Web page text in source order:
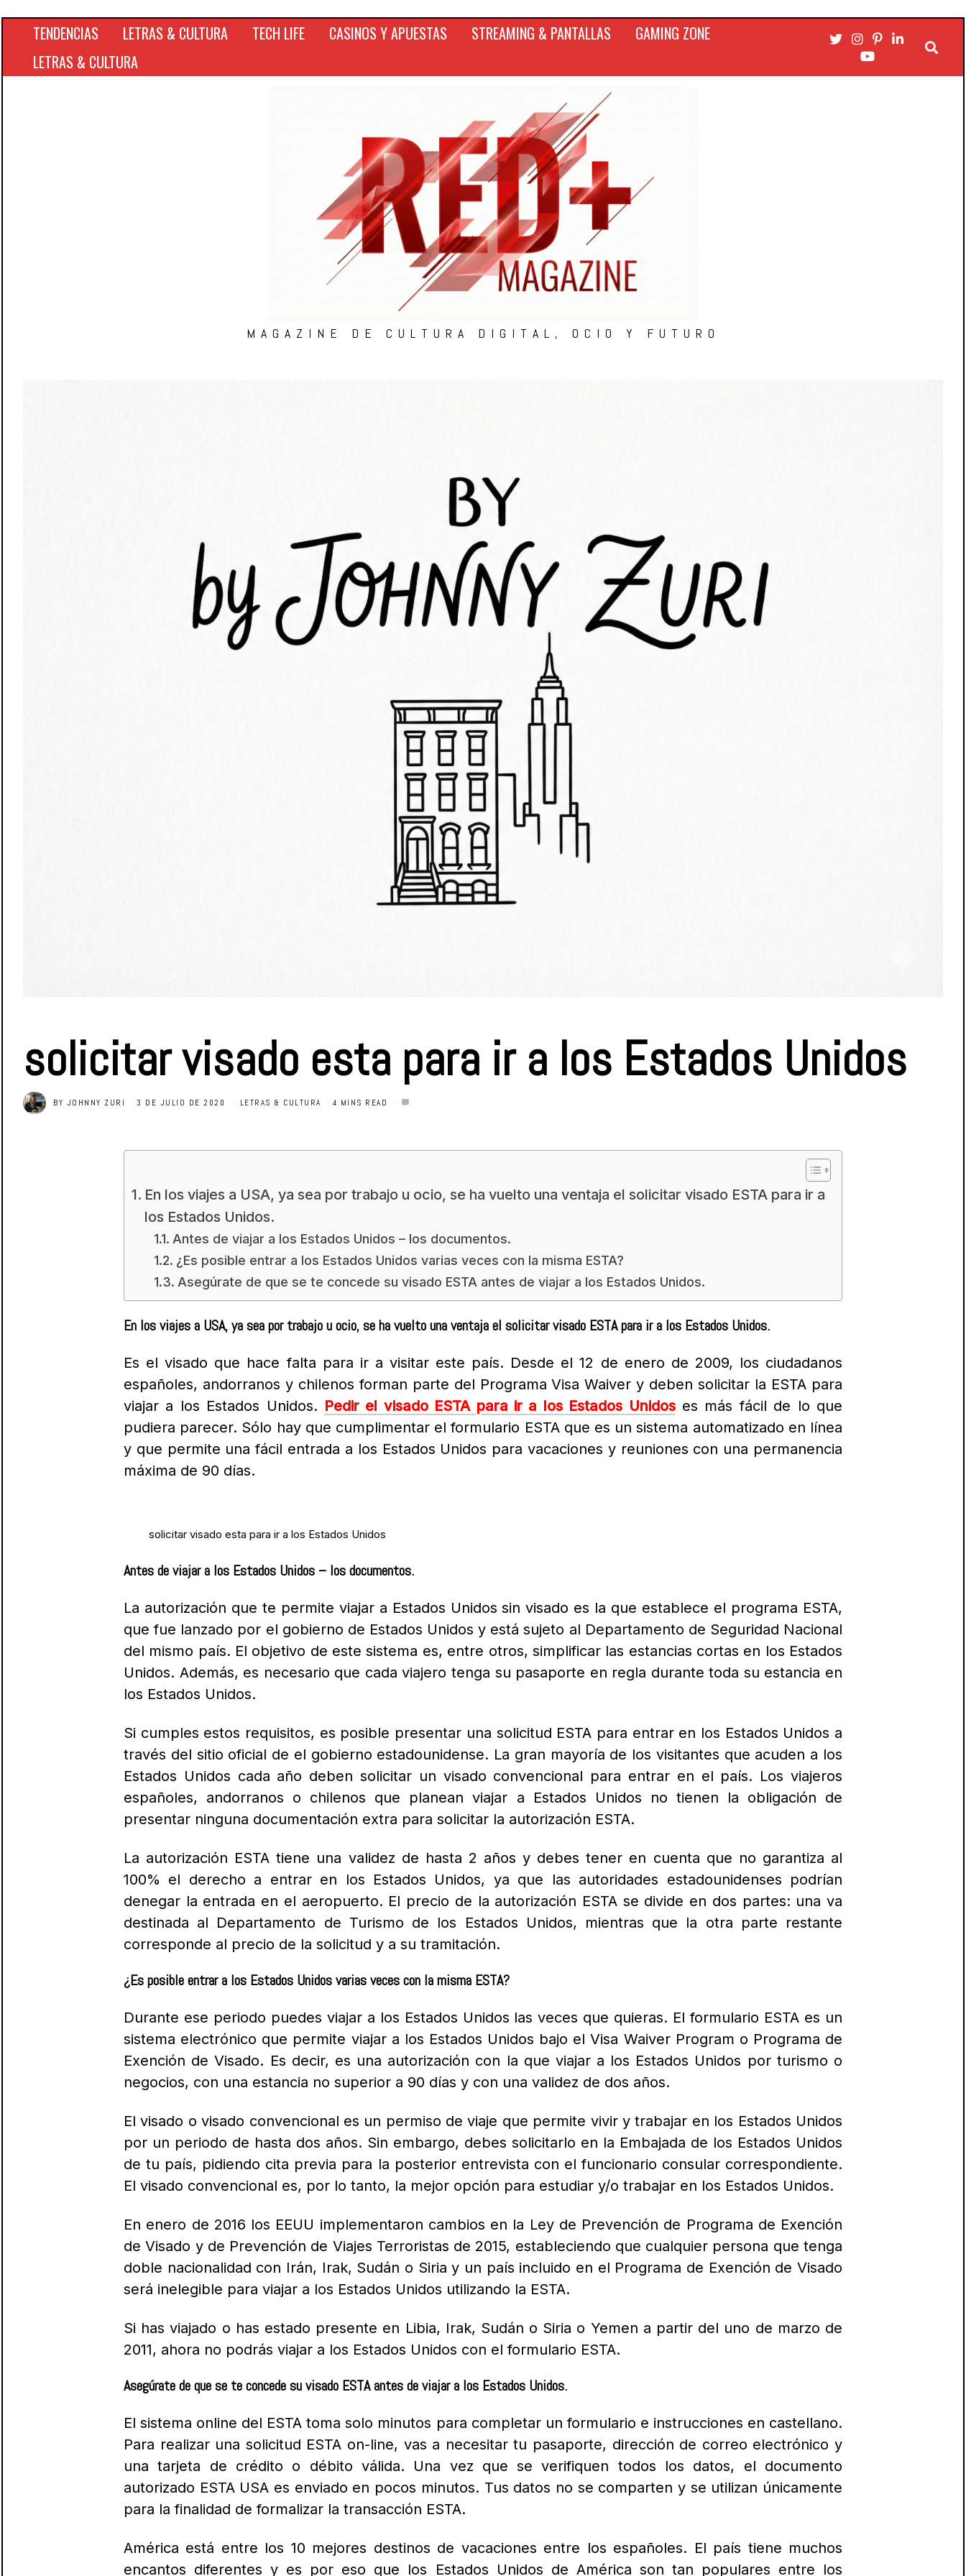
TENDENCIAS LETRAS & CULTURA TECH LIFE CASINOS Y APUESTAS STREAMING & PANTALLAS
GAMING ZONE
LETRAS & CULTURA
MAGAZINE DE CULTURA DIGITAL, OCIO Y FUTURO
solicitar visado esta para ir a los Estados Unidos
BY JOHNNY ZURI 3 DE JULIO DE 2020 LETRAS & CULTURA 4 MINS READ
En los viajes a USA, ya sea por trabajo u ocio, se ha vuelto una ventaja el solicitar visado ESTA para ir a
los Estados Unidos.
Antes de viajar a los Estados Unidos – los documentos.
¿Es posible entrar a los Estados Unidos varias veces con la misma ESTA?
Asegúrate de que se te concede su visado ESTA antes de viajar a los Estados Unidos.
En los viajes a USA, ya sea por trabajo u ocio, se ha vuelto una ventaja el solicitar visado ESTA para ir a los Estados Unidos.
Es el visado que hace falta para ir a visitar este país. Desde el 12 de enero de 2009, los ciudadanos
españoles, andorranos y chilenos forman parte del Programa Visa Waiver y deben solicitar la ESTA para
viajar a los Estados Unidos. Pedir el visado ESTA para ir a los Estados Unidos es más fácil de lo que
pudiera parecer. Sólo hay que cumplimentar elformulario ESTA que es un sistema automatizado en línea
y que permite una fácil entrada a los Estados Unidos para vacaciones y reuniones con una permanencia
máxima de 90 días.
solicitar visado esta para ir a los Estados Unidos
Antes de viajar a los Estados Unidos – los documentos.
La autorización que te permite viajar a Estados Unidos sin visado es la que establece el programa ESTA,
que fue lanzado por el gobierno de Estados Unidos y está sujeto al Departamento de Seguridad Nacional
del mismo país. El objetivo de este sistema es, entre otros, simplificar las estancias cortas en los Estados
Unidos. Además, es necesario que cada viajero tenga su pasaporte en regla durante toda su estancia en
los Estados Unidos.
Si cumples estos requisitos, es posible presentar una solicitud ESTA para entrar en los Estados Unidos a
través del sitio oficial de el gobierno estadounidense. La gran mayoría de los visitantes que acuden a los
Estados Unidos cada año deben solicitar un visado convencional para entrar en el país. Los viajeros
españoles, andorranos o chilenos que planean viajar a Estados Unidos no tienen la obligación de
presentar ninguna documentación extra para solicitar la autorización ESTA.
La autorización ESTA tiene una validez de hasta 2 años y debes tener en cuenta que no garantiza al
100% el derecho a entrar en los Estados Unidos, ya que las autoridades estadounidenses podrían
denegar la entrada en el aeropuerto. El precio de la autorización ESTA se divide en dos partes: una va
destinada al Departamento de Turismo de los Estados Unidos, mientras que la otra parte restante
corresponde al precio de la solicitud y a su tramitación.
¿Es posible entrar a los Estados Unidos varias veces con la misma ESTA?
Durante ese periodo puedes viajar a los Estados Unidos las veces que quieras. El formulario ESTA es un
sistema electrónico que permite viajar a los Estados Unidos bajo el Visa Waiver Program o Programa de
Exención de Visado. Es decir, es una autorización con la que viajar a los Estados Unidos por turismo o
negocios, con una estancia no superior a 90 días y con una validez de dos años.
El visado o visado convencional es un permiso de viaje que permite vivir y trabajar en los Estados Unidos
por un periodo de hasta dos años. Sin embargo, debes solicitarlo en la Embajada de los Estados Unidos
de tu país, pidiendo cita previa para la posterior entrevista con el funcionario consular correspondiente.
El visado convencional es, por lo tanto, la mejor opción para estudiar y/o trabajar en los Estados Unidos.
En enero de 2016 los EEUU implementaron cambios en la Ley de Prevención de Programa de Exención
de Visado y de Prevención de Viajes Terroristas de 2015, estableciendo que cualquier persona que tenga
doble nacionalidad con Irán, Irak, Sudán o Siria y un país incluido en el Programa de Exención de Visado
será inelegible para viajar a los Estados Unidos utilizando la ESTA.
Si has viajado o has estado presente en Libia, Irak, Sudán o Siria o Yemen a partir del uno de marzo de
2011, ahora no podrás viajar a los Estados Unidos con el formulario ESTA.
Asegúrate de que se te concede su visado ESTA antes de viajar a los Estados Unidos.
El sistema online del ESTA toma solo minutos para completar un formulario e instrucciones en castellano.
Para realizar una solicitud ESTA on-line, vas a necesitar tu pasaporte, dirección de correo electrónico y
una tarjeta de crédito o débito válida. Una vez que se verifiquen todos los datos, el documento
autorizado ESTA USA es enviado en pocos minutos. Tus datos no se comparten y se utilizan únicamente
para la finalidad de formalizar la transacción ESTA.
América está entre los 10 mejores destinos de vacaciones entre los españoles. El país tiene muchos
encantos diferentes y es por eso que los Estados Unidos de América son tan populares entre los